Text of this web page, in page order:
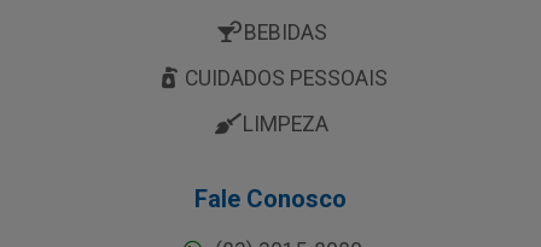
BEBIDAS
CUIDADOS PESSOAIS
LIMPEZA
Fale Conosco